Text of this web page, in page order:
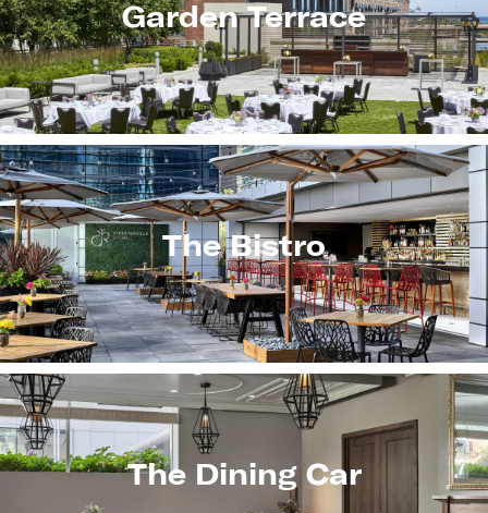
Garden Terrace
The Bistro
The Dining Car